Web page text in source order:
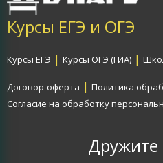
Курсы ЕГЭ и ОГЭ
Курсы ЕГЭ | Курсы ОГЭ (ГИА) |
Договор-оферта | Политика
Согласие на обработку
Дружите